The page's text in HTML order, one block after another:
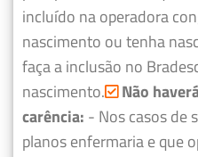
incluído na operadora
nascimento ou tenha
faça a inclusão no
nascimento. Não
carência: - Nos casos de
planos enfermaria e que